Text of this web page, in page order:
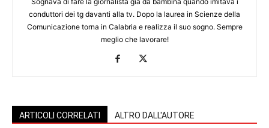
conduttori dei tg davanti alla tv. Dopo la laurea in Scienze della
Comunicazione torna in Calabria e realizza il suo sogno. Sempre
meglio che lavorare!
ARTICOLI CORRELATI ALTRO DALL'AUTORE